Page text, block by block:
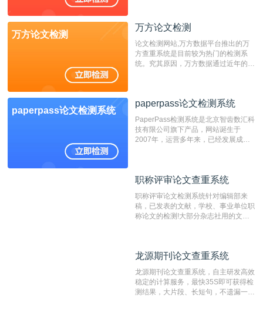
万方论文检测
万方论文检测
论文检测网站,万方数据平台推出的万
方查重系统是目前较为热门的检测系
统。究其原因，万方数据通过近年的发
非。其次，相对于知网而言，万方检测
重的推荐系统。
paperpass论文检测系统
paperpass论文检测系统
PaperPass检测系统是北京智齿数汇科
技有限公司旗下产品，网站诞生于
2007年，运营多年来，已经发展成为
检测速度快、精度高，市场反映良好。
职称评审论文查重系统
职称评审论文检测系统针对编辑部来
稿，已发表的文献，学校、事业单位职
称论文的检测!大部分杂志社用的文献
编辑部检测来稿和已发表的文献,检测
测时注意填写第一作者,才能排除已发
表文献复制比。（限制字符数1万）
龙源期刊论文查重系统
龙源期刊论文查重系统，自主研发高效
稳定的计算服务，最快35S即可获得检
测结果，大片段、长短句，不遗漏一处